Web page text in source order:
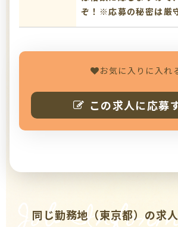
ぞ！※応募の秘密は厳
お気に入りに入れ
この求人に応募
同じ勤務地（東京都）の求